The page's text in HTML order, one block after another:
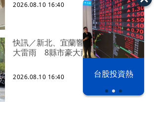
漢光42演習 台股投資熱
2026.08.10 16:40
快訊／新北、宜蘭響國家級警報、防
大雷雨 8縣市豪大雨特報
2026.08.10 16:40